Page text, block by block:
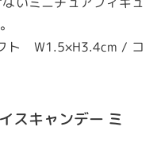
ト W1.5×H3.4cm / コ
スキャンデー ミ